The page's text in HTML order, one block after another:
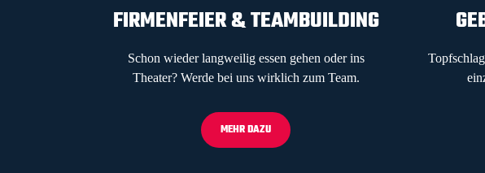
FIRMENFEIER & TEAMBUILDING
Schon wieder langweilig essen gehen oder ins
Theater? Werde bei uns wirklich zum Team.
MEHR DAZU